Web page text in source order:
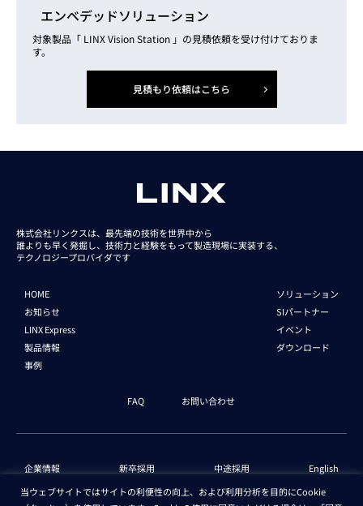
エンベデッドソリューション
対象製品「 LINX Vision Station 」の見積依頼を受け付けておりま
す。
見積もり依頼はこちら
株式会社リンクスは、最先端の技術を世界中から
誰よりも早く発掘し、技術力と経験をもって製造現場に実装する、
テクノロジープロバイダです
HOME
お知らせ
LINX Express
製品情報
事例
ソリューション
SIパートナー
イベント
ダウンロード
FAQ お問い合わせ
企業情報 新卒採用 中途採用
English
当ウェブサイトではサイトの利便性の向上、および利用分析を目的にCookie